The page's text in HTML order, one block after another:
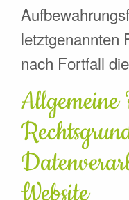
letztgenannten
nach Fortfall
Allgemeine